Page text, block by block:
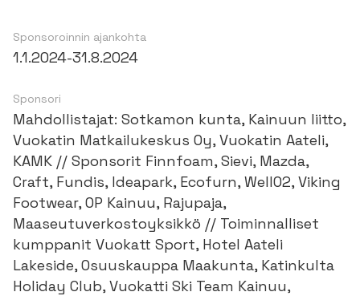
Sponsoroinnin ajankohta
1.1.2024-31.8.2024
Sponsori
Mahdollistajat: Sotkamon kunta, Kainuun liitto,
Vuokatin Matkailukeskus Oy, Vuokatin Aateli,
KAMK // Sponsorit Finnfoam, Sievi, Mazda,
Craft, Fundis, Ideapark, Ecofurn, WellO2, Viking
Footwear, OP Kainuu, Rajupaja,
Maaseutuverkostoyksikkö // Toiminnalliset
kumppanit Vuokatt Sport, Hotel Aateli
Lakeside, Osuuskauppa Maakunta, Katinkulta
Holiday Club, Vuokatti Ski Team Kainuu,